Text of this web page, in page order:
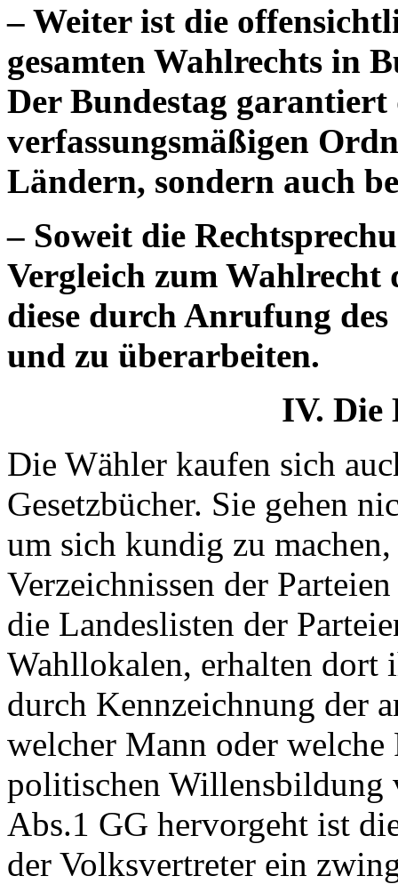
– Weiter ist die
gesamten Wahlrechts in
Der Bundestag
verfassungsmäßigen
Ländern, sondern auch
– Soweit die
Vergleich zum Wahlrecht
diese durch Anrufung
und zu überarbeiten.
IV. Die
Die Wähler kaufen sich
Gesetzbücher. Sie gehen
um sich kundig zu
Verzeichnissen der
die Landeslisten der
Wahllokalen, erhalten dort
durch Kennzeichnung der
welcher Mann oder
politischen Willensbildung
Abs.1 GG hervorgeht ist
der Volksvertreter ein